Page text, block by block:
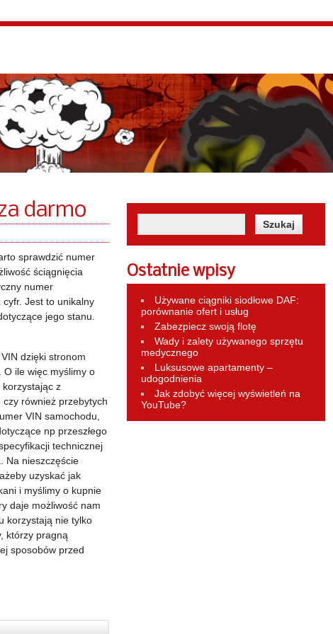
darmo
sprawdzić numer
ściągnięcia
numer
cyfr. Jest to unikalny
jego stanu.
dzięki stronom
ile więc myślimy o
z
również przebytych
VIN samochodu,
np przeszłego
technicznej
Na nieszczęście
uzyskać jak
i myślimy o kupnie
daje możliwość nam
korzystają nie tylko
którzy pragną
sposobów przed
Ostatnie wpisy
Używane ciągniki siodłowe DAF:
porównanie ofert i usług
Zabezpiecz swoją flotę
Wady i zalety używanego sprzętu
medycznego
Luksusowe apartamenty –
udogodnienia
Jak zdobyć więcej wyświetleń na
YouTube?